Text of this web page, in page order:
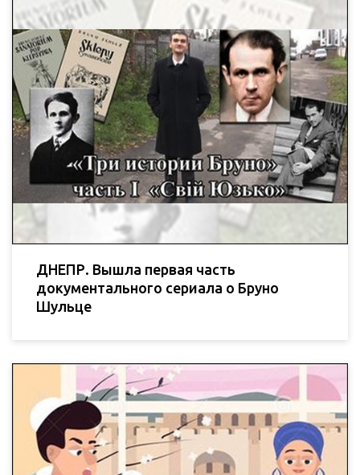
ДНЕПР. Вышла первая часть
документального сериала о Бруно
Шульце